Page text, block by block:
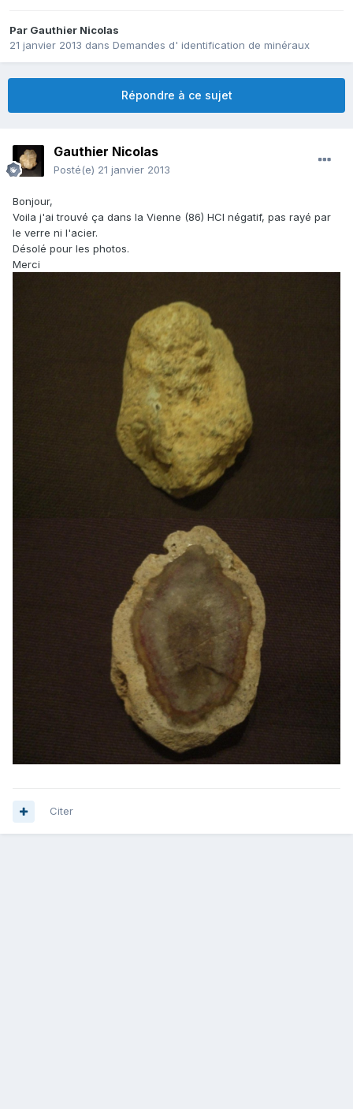
Par Gauthier Nicolas
21 janvier 2013 dans Demandes d' identification de minéraux
Répondre à ce sujet
Gauthier Nicolas
Posté(e) 21 janvier 2013
Bonjour,
Voila j'ai trouvé ça dans la Vienne (86) HCl négatif, pas rayé par
le verre ni l'acier.
Désolé pour les photos.
Merci
Citer